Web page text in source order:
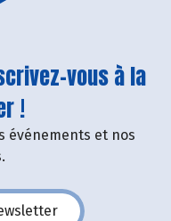
vous à la
!
événements et nos